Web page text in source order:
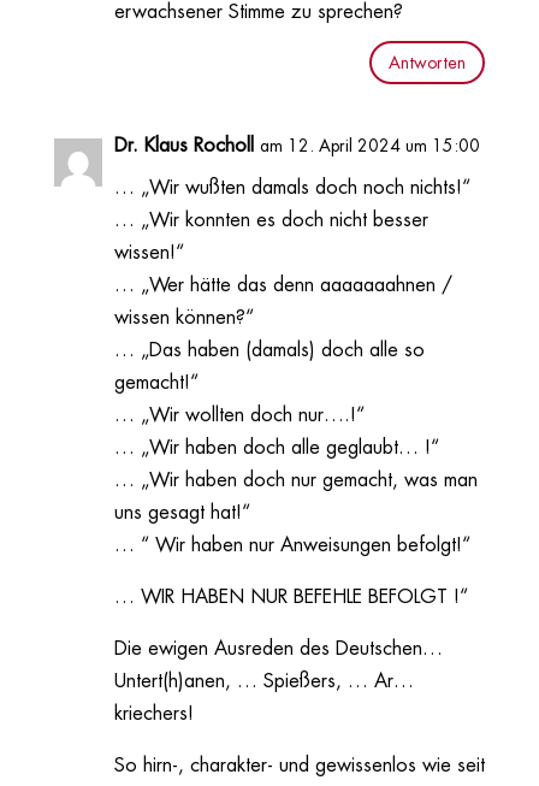
erwachsener Stimme zu sprechen?
Antworten
Dr. Klaus Rocholl am 12. April 2024 um 15:00
… „Wir wußten damals doch noch nichts!“
… „Wir konnten es doch nicht besser
wissen!“
… „Wer hätte das denn aaaaaaahnen /
wissen können?“
… „Das haben (damals) doch alle so
gemacht!“
… „Wir wollten doch nur….!“
… „Wir haben doch alle geglaubt… !“
… „Wir haben doch nur gemacht, was man
uns gesagt hat!“
… “ Wir haben nur Anweisungen befolgt!“
… WIR HABEN NUR BEFEHLE BEFOLGT !“
Die ewigen Ausreden des Deutschen…
Untert(h)anen, … Spießers, … Ar…
kriechers!
So hirn-, charakter- und gewissenlos wie seit